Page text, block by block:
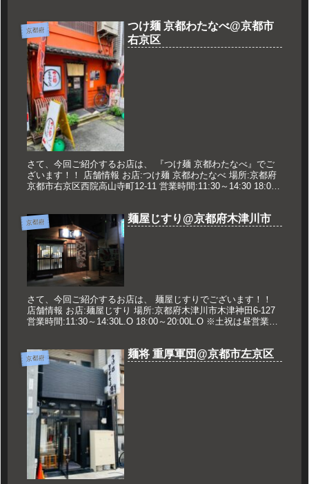
京都府
つけ麺 京都わたなべ@京都市
右京区
さて、今回ご紹介するお店は、 『つけ麺 京都わたなべ』でご
ざいます！！ 店舗情報 お店:つけ麺 京都わたなべ 場所:京都府
京都市右京区西院高山寺町12-11 営業時間:11:30～14:30 18:00
京都府 麺屋じすり@京都府木津川市
さて、今回ご紹介するお店は、 麺屋じすりでございます！！
店舗情報 お店:麺屋じすり 場所:京都府木津川市木津神田6-127
営業時間:11:30～14:30L.O 18:00～20:00L.O ※土祝は昼営業の
京都府 麺将 重厚軍団@京都市左京区